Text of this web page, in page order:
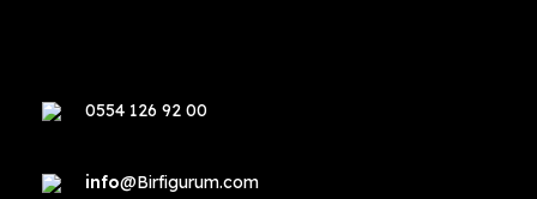
0554 126 92 00
info@Birfigurum.com